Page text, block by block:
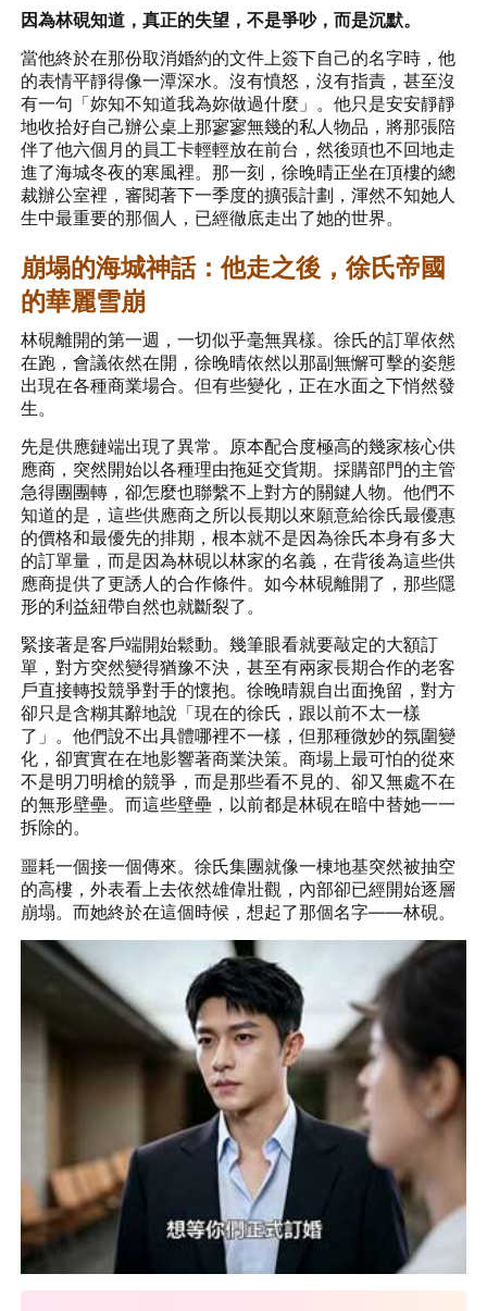
因為林硯知道，真正的失望，不是爭吵，而是沉默。
當他終於在那份取消婚約的文件上簽下自己的名字時，他
的表情平靜得像一潭深水。沒有憤怒，沒有指責，甚至沒
有一句「妳知不知道我為妳做過什麼」。他只是安安靜靜
地收拾好自己辦公桌上那寥寥無幾的私人物品，將那張陪
伴了他六個月的員工卡輕輕放在前台，然後頭也不回地走
進了海城冬夜的寒風裡。那一刻，徐晚晴正坐在頂樓的總
裁辦公室裡，審閱著下一季度的擴張計劃，渾然不知她人
生中最重要的那個人，已經徹底走出了她的世界。
崩塌的海城神話：他走之後，徐氏帝國
的華麗雪崩
林硯離開的第一週，一切似乎毫無異樣。徐氏的訂單依然
在跑，會議依然在開，徐晚晴依然以那副無懈可擊的姿態
出現在各種商業場合。但有些變化，正在水面之下悄然發
生。
先是供應鏈端出現了異常。原本配合度極高的幾家核心供
應商，突然開始以各種理由拖延交貨期。採購部門的主管
急得團團轉，卻怎麼也聯繫不上對方的關鍵人物。他們不
知道的是，這些供應商之所以長期以來願意給徐氏最優惠
的價格和最優先的排期，根本就不是因為徐氏本身有多大
的訂單量，而是因為林硯以林家的名義，在背後為這些供
應商提供了更誘人的合作條件。如今林硯離開了，那些隱
形的利益紐帶自然也就斷裂了。
緊接著是客戶端開始鬆動。幾筆眼看就要敲定的大額訂
單，對方突然變得猶豫不決，甚至有兩家長期合作的老客
戶直接轉投競爭對手的懷抱。徐晚晴親自出面挽留，對方
卻只是含糊其辭地說「現在的徐氏，跟以前不太一樣
了」。他們說不出具體哪裡不一樣，但那種微妙的氛圍變
化，卻實實在在地影響著商業決策。商場上最可怕的從來
不是明刀明槍的競爭，而是那些看不見的、卻又無處不在
的無形壁壘。而這些壁壘，以前都是林硯在暗中替她一一
拆除的。
噩耗一個接一個傳來。徐氏集團就像一棟地基突然被抽空
的高樓，外表看上去依然雄偉壯觀，內部卻已經開始逐層
崩塌。而她終於在這個時候，想起了那個名字——林硯。